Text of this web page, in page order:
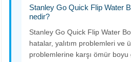
Stanley Go Quick Flip Water
nedir?
Stanley Go Quick Flip Water
hatalar, yalıtım problemleri ve
problemlerine karşı ömür boyu